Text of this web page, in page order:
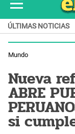
ÚLTIMAS NOTICIAS
Mundo
Nueva
ABRE
si